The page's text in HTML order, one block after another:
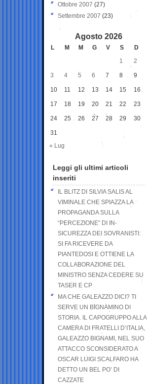
Ottobre 2007 (27)
Settembre 2007 (23)
Agosto 2026
L M M G V S
D
1
2
3 4 5 6 7 8 9
10 11 12 13 14 15 16
17 18 19 20 21 22 23
24 25 26 27 28 29 30
31
« Lug
Leggi gli ultimi articoli
inseriti
IL BLITZ DI SILVIA SALIS AL
VIMINALE CHE SPIAZZA LA
PROPAGANDA SULLA
“PERCEZIONE” DI IN-
SICUREZZA DEI SOVRANISTI:
SI FA RICEVERE DA
PIANTEDOSI E OTTIENE LA
COLLABORAZIONE DEL
MINISTRO SENZA CEDERE SU
TASER E CP
MA CHE GALEAZZO DICI? TI
SERVE UN BIGNAMINO DI
STORIA. IL CAPOGRUPPO ALLA
CAMERA DI FRATELLI D’ITALIA,
GALEAZZO BIGNAMI, NEL SUO
ATTACCO SCONSIDERATO A
OSCAR LUIGI SCALFARO HA
DETTO UN BEL PO’ DI
CAZZATE